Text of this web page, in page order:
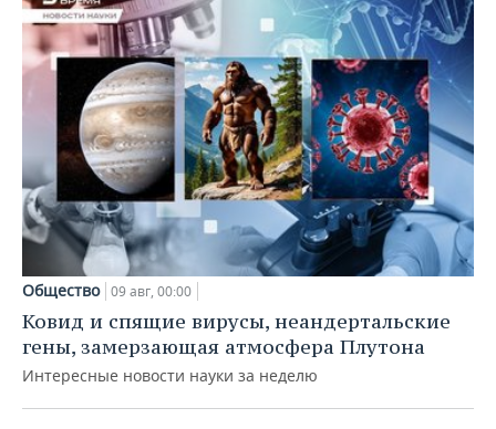
Общество 09 авг, 00:00
Ковид и спящие вирусы, неандертальские
гены, замерзающая атмосфера Плутона
Интересные новости науки за неделю